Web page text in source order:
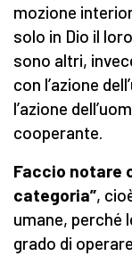
mozione
solo in Dio il
sono altri,
con l’azione
l’azione
cooperante.
Faccio notare
categoria”,
umane, perché
grado di